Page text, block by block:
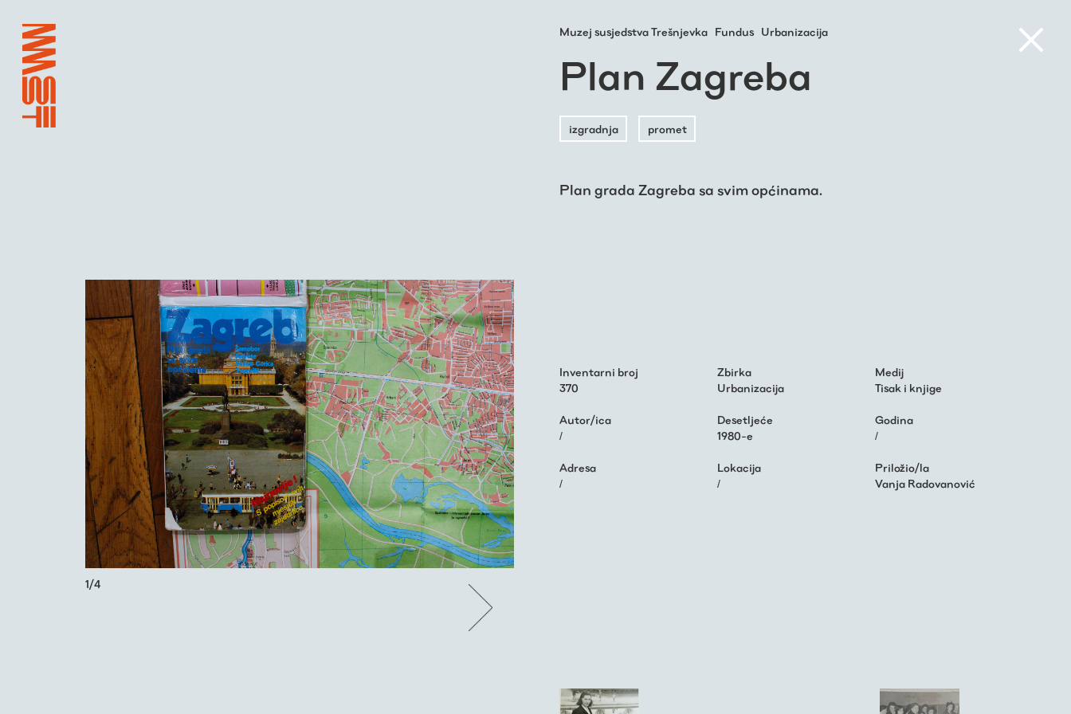
Muzej susjedstva Trešnjevka Fundus Urbanizacija
1/4
Plan Zagreba
izgradnja promet
Plan grada Zagreba sa svim općinama.
Inventarni broj
370
Zbirka
Urbanizacija
Medij
Tisak i knjige
Autor/ica
/
Desetljeće
1980-e
Godina
/
Adresa
/
Lokacija
/
Priložio/la
Vanja Radovanović